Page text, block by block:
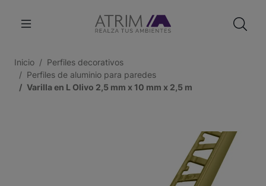
Inicio
Perfiles decorativos
Perfiles de aluminio para paredes
Varilla en L Olivo 2,5 mm x 10 mm x 2,5 m